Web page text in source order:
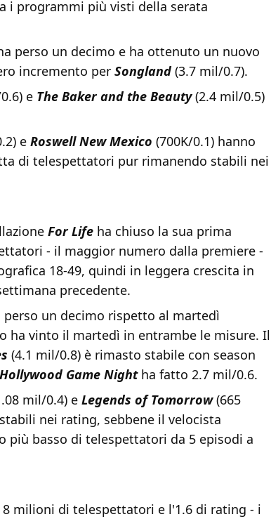
i programmi più visti della serata
perso un decimo e ha ottenuto un nuovo
incremento per Songland(3.7 mil/0.7).
e The Baker and the Beauty(2.4 mil/0.5)
e Roswell New Mexico (700K/0.1) hanno
di telespettatori pur rimanendo stabili nei
For Life ha chiuso la sua prima
- il maggior numero dalla premiere -
18-49, quindi in leggera crescita in
precedente.
perso un decimo rispetto al martedì
ha vinto il martedì in entrambe le misure. Il
(4.1 mil/0.8) è rimasto stabile con season
Hollywood Game Night ha fatto 2.7 mil/0.6.
mil/0.4) e Legends of Tomorrow(665
nei rating, sebbene il velocista
basso di telespettatori da 5 episodi a
milioni di telespettatori e l'1.6 di rating - i